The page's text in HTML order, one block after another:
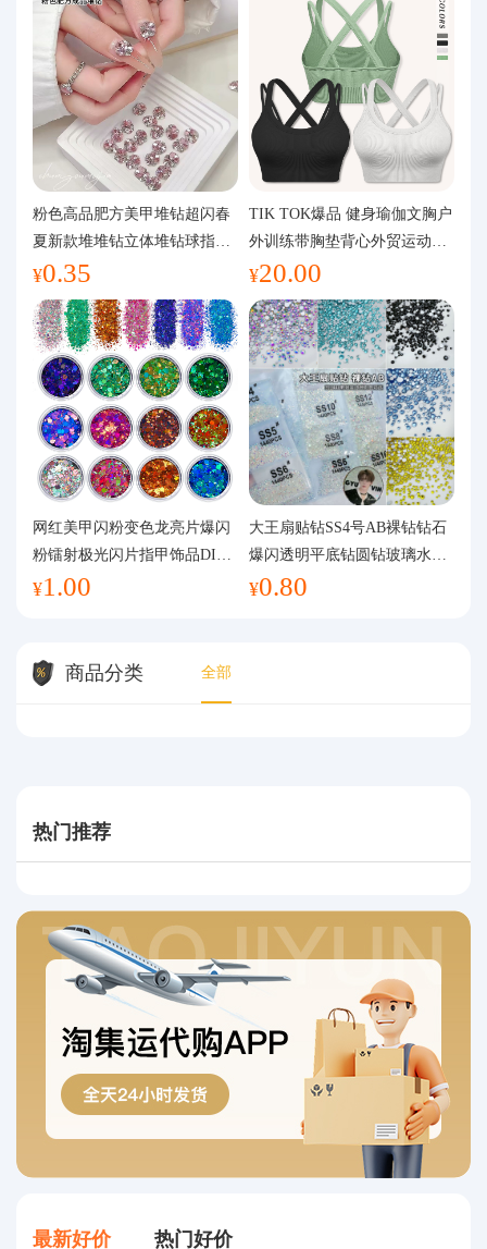
粉色高品肥方美甲堆钻超闪春
夏新款堆堆钻立体堆钻球指甲
装饰品
¥0.35
TIK TOK爆品 健身瑜伽文胸户
外训练带胸垫背心外贸运动瑜
伽服女
¥20.00
网红美甲闪粉变色龙亮片爆闪
粉镭射极光闪片指甲饰品DIY
手工流麻
¥1.00
大王扇贴钻SS4号AB裸钻钻石
爆闪透明平底钻圆钻玻璃水钻
美甲钻饰
¥0.80
商品分类 全部
热门推荐
最新好价 热门好价